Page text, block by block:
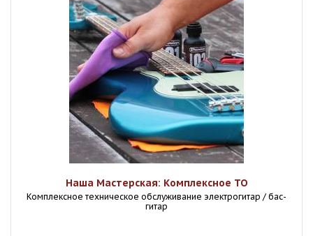
Наша Мастерская: Комплексное ТО
Комплексное техническое обслуживание электрогитар / бас-
гитар